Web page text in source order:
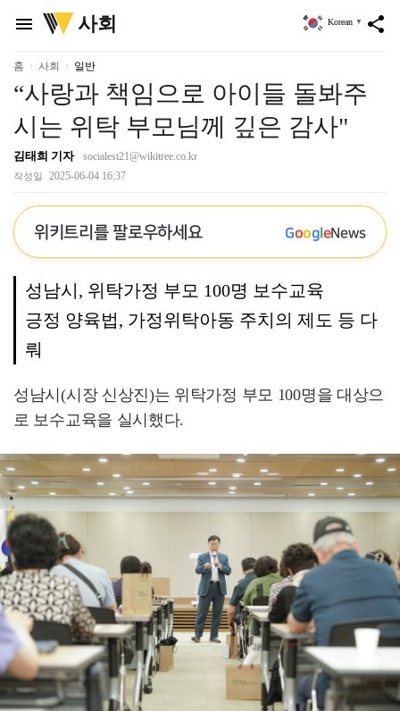
menu
위
키
리
사회 share
Korean ▼
홈 사회 일반
“사랑과 책임으로 아이들 돌봐주
시는 위탁 부모님께 깊은 감사"
김태희 기자 socialest21@wikitree.co.kr
작성일 2025-06-04 16:37
위키트리를 팔로우하세요 GoogleNews
성남시, 위탁가정 부모 100명 보수교육
긍정 양육법, 가정위탁아동 주치의 제도 등 다
뤄
성남시(시장 신상진)는 위탁가정 부모 100명을 대상으
로 보수교육을 실시했다.